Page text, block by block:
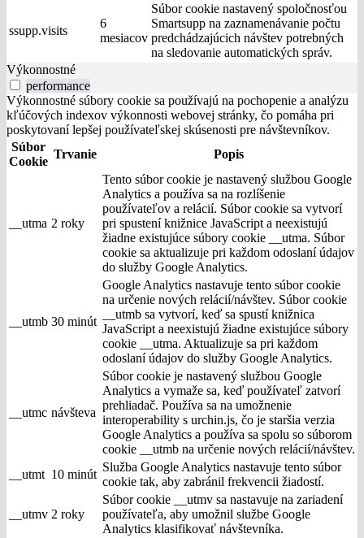
ssupp.visits
6
mesiacov
Súbor cookie nastavený spoločnosťou
Smartsupp na zaznamenávanie počtu
predchádzajúcich návštev potrebných
na sledovanie automatických správ.
Výkonnostné
performance
Výkonnostné súbory cookie sa používajú na pochopenie a analýzu
kľúčových indexov výkonnosti webovej stránky, čo pomáha pri
poskytovaní lepšej používateľskej skúsenosti pre návštevníkov.
Súbor
Cookie
Trvanie Popis
__utma 2 roky
Tento súbor cookie je nastavený službou Google
Analytics a používa sa na rozlíšenie
používateľov a relácií. Súbor cookie sa vytvorí
pri spustení knižnice JavaScript a neexistujú
žiadne existujúce súbory cookie __utma. Súbor
cookie sa aktualizuje pri každom odoslaní údajov
do služby Google Analytics.
__utmb 30 minút
Google Analytics nastavuje tento súbor cookie
na určenie nových relácií/návštev. Súbor cookie
__utmb sa vytvorí, keď sa spustí knižnica
JavaScript a neexistujú žiadne existujúce súbory
cookie __utma. Aktualizuje sa pri každom
odoslaní údajov do služby Google Analytics.
__utmc návšteva
Súbor cookie je nastavený službou Google
Analytics a vymaže sa, keď používateľ zatvorí
prehliadač. Používa sa na umožnenie
interoperability s urchin.js, čo je staršia verzia
Google Analytics a používa sa spolu so súborom
cookie __utmb na určenie nových relácií/návštev.
__utmt 10 minút
Služba Google Analytics nastavuje tento súbor
cookie tak, aby zabránil frekvencii žiadostí.
__utmv 2 roky
Súbor cookie __utmv sa nastavuje na zariadení
používateľa, aby umožnil službe Google
Analytics klasifikovať návštevníka.